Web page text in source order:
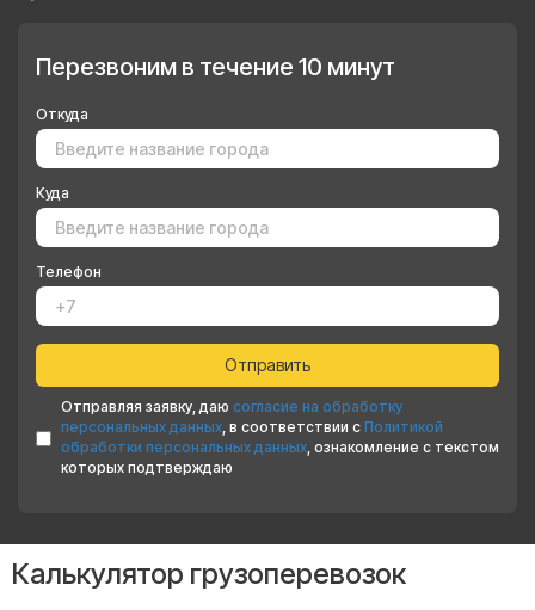
Перезвоним в течение 10 минут
Откуда
Куда
Телефон
Отправляя заявку, даю согласие на обработку
персональных данных, в соответствии с Политикой
обработки персональных данных, ознакомление с текстом
которых подтверждаю
Калькулятор грузоперевозок